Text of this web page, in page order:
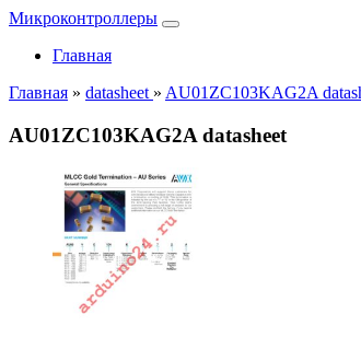
Микроконтроллеры
Главная
Главная » datasheet » AU01ZC103KAG2A
AU01ZC103KAG2A datasheet